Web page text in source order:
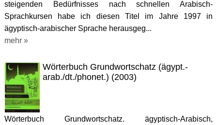
steigenden Bedürfnisses nach schnellen Arabisch-
Sprachkursen habe ich diesen Titel im Jahre 1997 in
ägyptisch-arabischer Sprache herausgeg...
mehr »
Wörterbuch Grundwortschatz (ägypt.-
arab./dt./phonet.) (2003)
Wörterbuch Grundwortschatz. ägyptisch-Arabisch,